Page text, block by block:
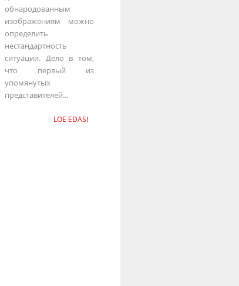
обнародованным
изображениям можно
определить
нестандартность
ситуации. Дело в том,
что первый из
упомянутых
представителей...
LOE EDASI